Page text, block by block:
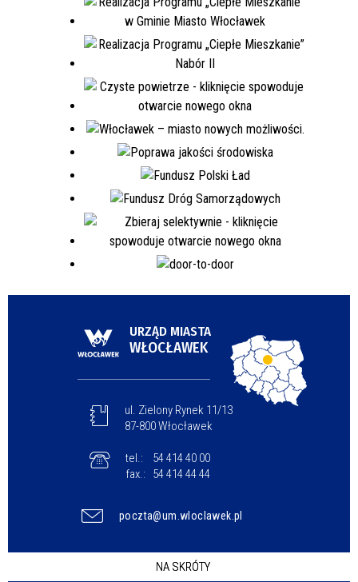
URZĄD MIASTA
WŁOCŁAWEK
ul. Zielony Rynek 11/13
87-800 Włocławek
tel.:
54 414 40 00
fax.:
54 414 44 44
poczta@um.wloclawek.pl
NA SKRÓTY